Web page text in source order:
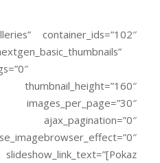
container_ids=”102″
thumbnail_height=”160″
ajax_pagination=”0″